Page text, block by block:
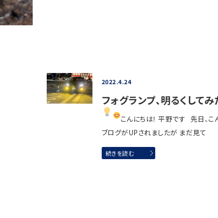
2022.4.24
フォグランプ、明るくしてみ
こんにちは！ 平野です 先日、こ
ブログがUPされましたが まだ見て
続きを読む